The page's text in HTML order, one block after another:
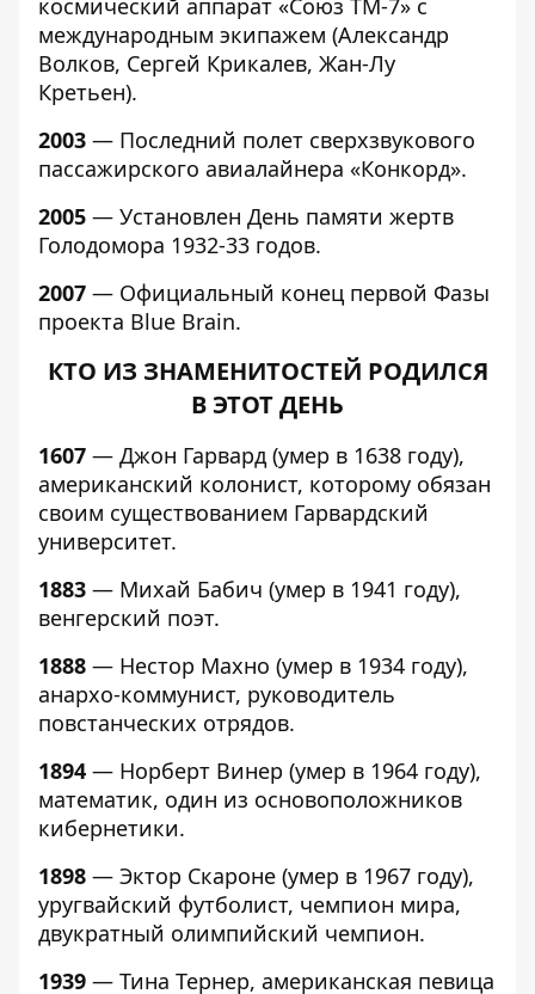
космический аппарат «Союз ТМ-7» с
международным экипажем (Александр
Волков, Сергей Крикалев, Жан-Лу
Кретьен).
2003 — Последний полет сверхзвукового
пассажирского авиалайнера «Конкорд».
2005 — Установлен День памяти жертв
Голодомора 1932-33 годов.
2007 — Официальный конец первой Фазы
проекта Blue Brain.
КТО ИЗ ЗНАМЕНИТОСТЕЙ РОДИЛСЯ
В ЭТОТ ДЕНЬ
1607 — Джон Гарвард (умер в 1638 году),
американский колонист, которому обязан
своим существованием Гарвардский
университет.
1883 — Михай Бабич (умер в 1941 году),
венгерский поэт.
1888 — Нестор Махно (умер в 1934 году),
анархо-коммунист, руководитель
повстанческих отрядов.
1894 — Норберт Винер (умер в 1964 году),
математик, один из основоположников
кибернетики.
1898 — Эктор Скароне (умер в 1967 году),
уругвайский футболист, чемпион мира,
двукратный олимпийский чемпион.
1939 — Тина Тернер, американская певица